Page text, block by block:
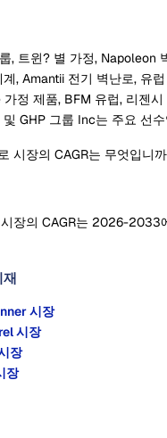
, 트윈? 별 가정, Napoleon
, Amantii 전기 벽난로, 유
정 제품, BFM 유럽, 리젠
GHP 그룹 Inc는 주요 선
시장의 CAGR는 무엇입니
장의 CAGR는 2026-2033
시장
시장
장
장